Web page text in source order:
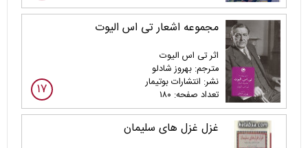
مجموعه اشعار تی اس الیوت
اثر تی اس الیوت
مترجم: بهروز شادلو
نشر: انتشارات بوتیمار
تعداد صفحه: ۱۸۰
۱۷
غزل غزل های سلیمان